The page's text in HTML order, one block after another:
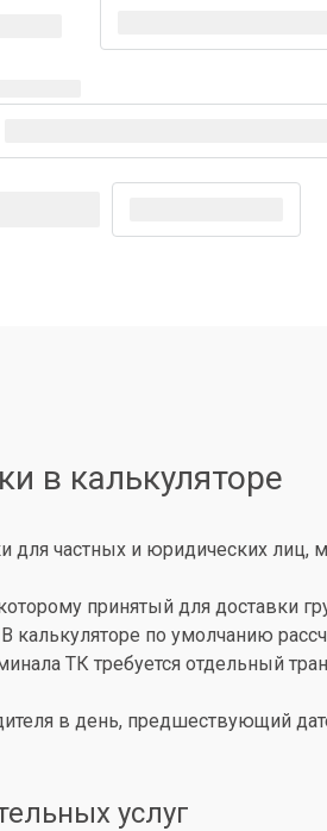
в калькуляторе
для частных и юридических лиц,
принятый для доставки
калькуляторе по умолчанию
ТК требуется отдельный
в день, предшествующий
услуг